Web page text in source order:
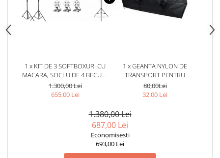
1 x KIT DE 3 SOFTBOXURI CU
MACARA, SOCLU DE 4 BECURI,
3 TREPIEZI REGLABILI 200 CM,
12 BECURI DE 45W
1.300,00 Lei
655,00 Lei
1 x GEANTA NYLON DE
TRANSPORT PENTRU
ECHIPAMENTE FOTO,LUMINI
STUDIO,DIMENSIUNI 70X18X20
80,00Lei
32,00 Lei
1.380,00 Lei
687,00 Lei
Economisesti
693,00 Lei